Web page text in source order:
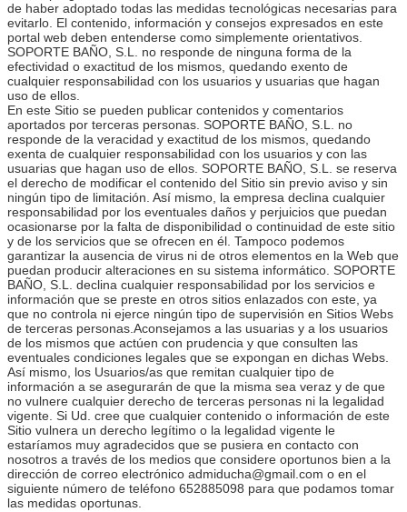
de haber adoptado todas las medidas tecnológicas necesarias para
evitarlo. El contenido, información y consejos expresados en este
portal web deben entenderse como simplemente orientativos.
SOPORTE BAÑO, S.L. no responde de ninguna forma de la
efectividad o exactitud de los mismos, quedando exento de
cualquier responsabilidad con los usuarios y usuarias que hagan
uso de ellos.
En este Sitio se pueden publicar contenidos y comentarios
aportados por terceras personas. SOPORTE BAÑO, S.L. no
responde de la veracidad y exactitud de los mismos, quedando
exenta de cualquier responsabilidad con los usuarios y con las
usuarias que hagan uso de ellos. SOPORTE BAÑO, S.L. se reserva
el derecho de modificar el contenido del Sitio sin previo aviso y sin
ningún tipo de limitación. Así mismo, la empresa declina cualquier
responsabilidad por los eventuales daños y perjuicios que puedan
ocasionarse por la falta de disponibilidad o continuidad de este sitio
y de los servicios que se ofrecen en él. Tampoco podemos
garantizar la ausencia de virus ni de otros elementos en la Web que
puedan producir alteraciones en su sistema informático. SOPORTE
BAÑO, S.L. declina cualquier responsabilidad por los servicios e
información que se preste en otros sitios enlazados con este, ya
que no controla ni ejerce ningún tipo de supervisión en Sitios Webs
de terceras personas.Aconsejamos a las usuarias y a los usuarios
de los mismos que actúen con prudencia y que consulten las
eventuales condiciones legales que se expongan en dichas Webs.
Así mismo, los Usuarios/as que remitan cualquier tipo de
información a se asegurarán de que la misma sea veraz y de que
no vulnere cualquier derecho de terceras personas ni la legalidad
vigente. Si Ud. cree que cualquier contenido o información de este
Sitio vulnera un derecho legítimo o la legalidad vigente le
estaríamos muy agradecidos que se pusiera en contacto con
nosotros a través de los medios que considere oportunos bien a la
dirección de correo electrónico admiducha@gmail.com o en el
siguiente número de teléfono 652885098 para que podamos tomar
las medidas oportunas.